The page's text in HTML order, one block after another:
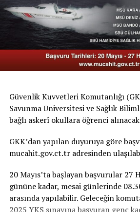
Güvenlik Kuvvetleri Komutanlığı
Savunma Üniversitesi ve Sağlık
bağlı askerî okullara öğrenci
GKK’dan yapılan duyuruya göre
mucahit.gov.ct.tr adresinden
20 Mayıs’ta başlayan başvurular 27
gününe kadar, mesai günlerinde
arasında yapılabilir. Geleceğin
2025 YKS sınavına başvuran genç